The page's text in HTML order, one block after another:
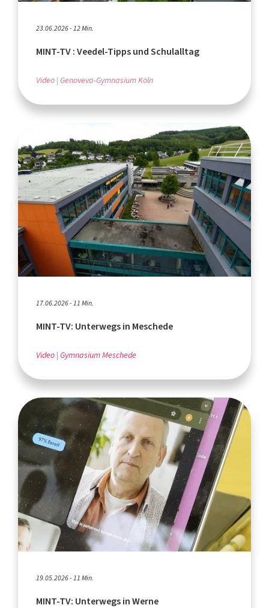
23.06.2026 - 12 Min.
MINT-TV : Veedel-Tipps und Schulalltag
Video Genoveva-Gymnasium Köln
17.06.2026 - 11 Min.
MINT-TV: Unterwegs in Meschede
Video Gymnasium Meschede
19.05.2026 - 11 Min.
MINT-TV: Unterwegs in Werne